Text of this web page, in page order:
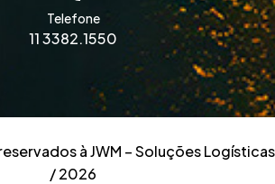
Telefone
11 3382.1550
à JWM – Soluções Logísticas
/ 2026